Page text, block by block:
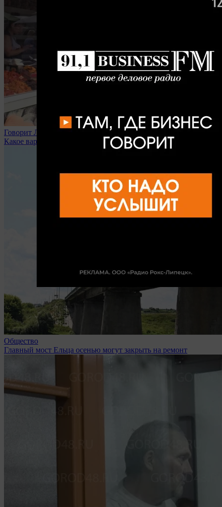
Говорит Липецк
Какое варенье вы любите?
Общество
Главный мост Ельца осенью могут закрыть на ремонт